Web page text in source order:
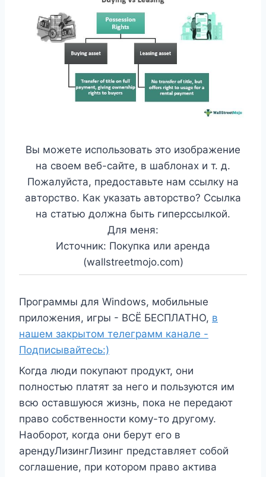
Вы можете использовать это изображение
на своем веб-сайте, в шаблонах и т. д.
Пожалуйста, предоставьте нам ссылку на
авторство. Как указать авторство? Ссылка
на статью должна быть гиперссылкой.
Для меня:
Источник: Покупка или аренда
(wallstreetmojo.com)
Программы для Windows, мобильные
приложения, игры - ВСЁ БЕСПЛАТНО, в
нашем закрытом телеграмм канале -
Подписывайтесь:)
Когда люди покупают продукт, они
полностью платят за него и пользуются им
всю оставшуюся жизнь, пока не передают
право собственности кому-то другому.
Наоборот, когда они берут его в
арендуЛизингЛизинг представляет собой
соглашение, при котором право актива